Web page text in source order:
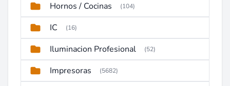
Hornos / Cocinas (104)
IC (16)
Iluminacion Profesional (52)
Impresoras (5682)